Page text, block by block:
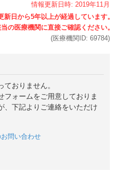
情報更新日時: 2019年11月
(医療機関ID: 69784)
おりません。
フォームをご用意しておりま
、下記よりご連絡をいただけ
問い合わせ